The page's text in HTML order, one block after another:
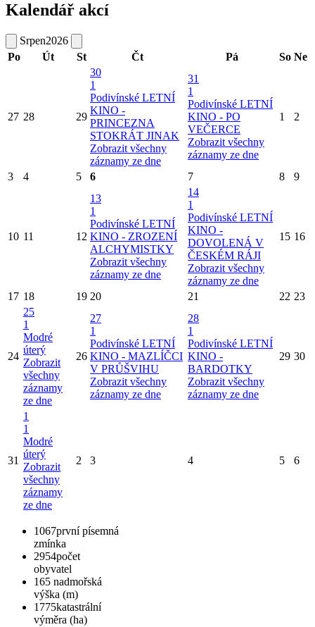
Kalendář akcí
Srpen2026
Po
Út St Čt Pá So Ne
27 28 29
30
1
Podivínské LETNÍ
KINO -
PRINCEZNA
STOKRÁT JINAK
Zobrazit všechny
záznamy ze dne
31
1
Podivínské LETNÍ
KINO - PO
VEČERCE
Zobrazit všechny
záznamy ze dne
1 2
3 4 5 6 7 8 9
10 11 12
13
1
Podivínské LETNÍ
KINO - ZROZENÍ
ALCHYMISTKY
Zobrazit všechny
záznamy ze dne
14
1
Podivínské LETNÍ
KINO -
DOVOLENÁ V
ČESKÉM RÁJI
Zobrazit všechny
záznamy ze dne
15 16
17 18 19 20 21 22 23
24
25
1
Modré
úterý
Zobrazit
všechny
záznamy
ze dne
26
27
1
Podivínské LETNÍ
KINO - MAZLÍČCI
V PRŮŠVIHU
Zobrazit všechny
záznamy ze dne
28
1
Podivínské LETNÍ
KINO -
BARDOTKY
Zobrazit všechny
záznamy ze dne
29 30
31
1
1
Modré
úterý
Zobrazit
všechny
záznamy
ze dne
2 3 4 5 6
1067první písemná
zmínka
2954počet
obyvatel
165 nadmořská
výška (m)
1775katastrální
výměra (ha)